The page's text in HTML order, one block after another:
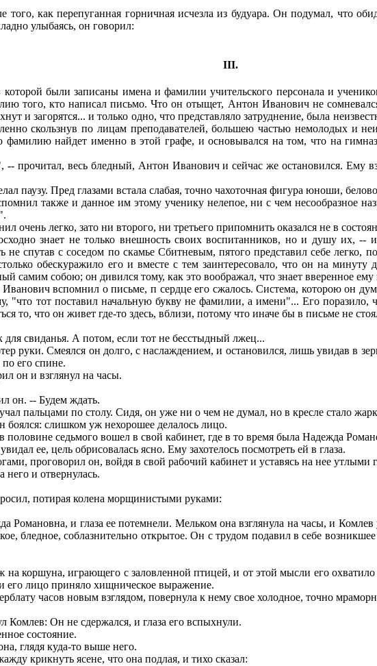
как перепуганная горничная исчезла из будуара. Он подумал, что
улыбаясь, он говорил:
III.
были записаны имена и фамилии учительского персонала и
того, кто написал письмо. Что он отыщет, Антон Иванович не
и загорятся... и только одно, что представляло затруднение, была
скользнув по лицам преподавателей, большею частью немолодых и
найдет именно в этой графе, и основывался на том, что на
прочитал, весь бледный, Антон Иванович и сейчас же остановился. Ему
паузу. Пред глазами встала слабая, точно чахоточная фигура юноши,
также и данное им этому ученику нелепое, ни с чем несообразное
очень легко, зато ни второго, ни третьего припомнить оказался не в
знает не только внешность своих воспитанников, но и душу их, --
не спутав с соседом по скамье Сбитневым, пятого представил себе
обескуражило его и вместе с тем заинтересовало, что он на
самим собою; он дивился тому, как это воображал, что знает вверенное ему
вспомнил о письме, п сердце его сжалось. Система, которою он
"что тот поставил начальную букву не фамилии, а имени"... Его поразило,
то, что он живет где-то здесь, вблизи, потому что иначе бы в письме не
свиданья. А потом, если тот не бесстыдный лжец...
руки. Смеялся он долго, с наслаждением, и остановился, лишь увидав в
его спине.
он и взглянул на часы.
он. -- Будем ждать.
пальцами по столу. Сидя, он уже ни о чем не думал, но в кресле стало
боялся: слишком уж нехорошее делалось лицо.
половине седьмого вошел в свой кабинет, где в то время была Надежда
ее, цель обрисовалась ясно. Ему захотелось посмотреть ей в глаза.
проговорил он, войдя в свой рабочий кабинет и уставясь на нее утлыми
и отвернулась.
потирая колена морщинистыми руками:
Романовна, и глаза ее потемнели. Мельком она взглянула на часы, и Комлев
бледное, соблазнительно открытое. Он с трудом подавил в себе
коршуна, играющего с заловленной птицей, и от этой мысли его охватило
его лицо приняло хищническое выражение.
часов новым взглядом, повернула к нему свое холодное, точно
Он не сдержался, и глаза его вспыхнули.
состояние.
глядя куда-то выше него.
крикнуть ясене, что она подлая, и тихо сказал: